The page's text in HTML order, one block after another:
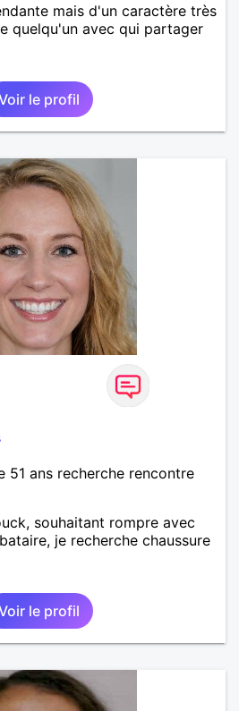
mais d'un caractère très
quelqu'un avec qui partager
le profil
51 ans recherche rencontre
souhaitant rompre avec
je recherche chaussure
le profil